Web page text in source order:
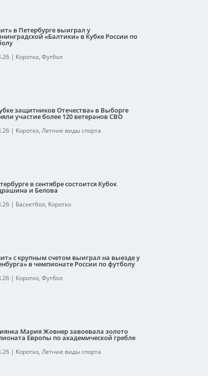
в Петербурге выиграл у
«Балтики» в Кубке России по
| Коротко, Футбол
защитников Отечества» в Выборге
участие более 120 ветеранов СВО
| Коротко, Летние виды спорта
в сентябре состоится Кубок
и Белова
| Баскетбол, Коротко
с крупным счетом выиграл на выезде у
в чемпионате России по футболу
| Коротко, Футбол
Мария Жовнер завоевала золото
Европы по академической гребле
| Коротко, Летние виды спорта